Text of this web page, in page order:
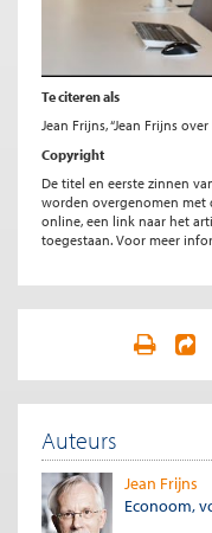
Te citeren als
Jean Frijns, “Jean Frijns
Copyright
De titel en eerste zinnen
worden overgenomen met
online, een link naar het
toegestaan. Voor meer
Auteurs
Jean Frijns
Econoom,